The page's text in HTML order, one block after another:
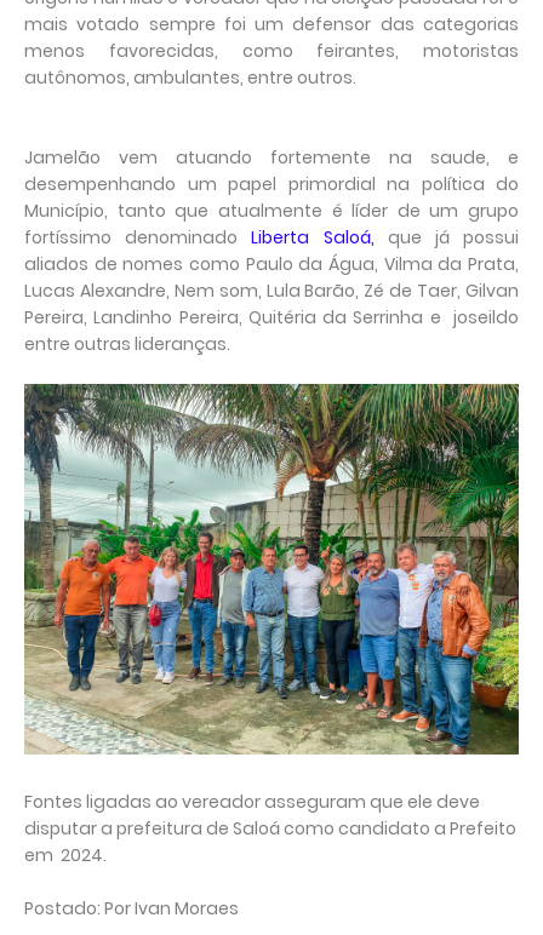
mais votado sempre foi um defensor das categorias
menos favorecidas, como feirantes, motoristas
autônomos, ambulantes, entre outros.
Jamelão vem atuando fortemente na saude, e
desempenhando um papel primordial na política do
Município, tanto que atualmente é líder de um grupo
fortíssimo denominadoLiberta Saloá, que já possui
aliados de nomes como Paulo da Água, Vilma da Prata,
Lucas Alexandre, Nem som, Lula Barão, Zé de Taer, Gilvan
Pereira, Landinho Pereira, Quitéria da Serrinha e joseildo
entre outras lideranças.
Fontes ligadas ao vereador asseguram que ele deve
disputar a prefeitura de Saloá como candidato a Prefeito
em 2024.
Postado: Por Ivan Moraes